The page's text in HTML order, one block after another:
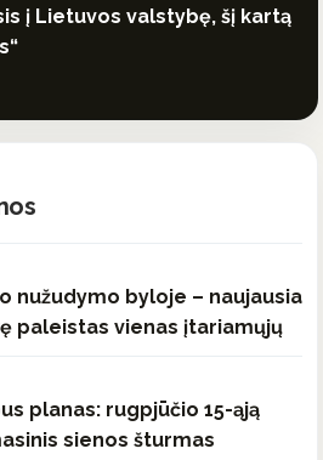
į Lietuvos valstybę, šį kartą
nužudymo byloje – naujausia
paleistas vienas įtariamųjų
planas: rugpjūčio 15-ąją
sienos šturmas